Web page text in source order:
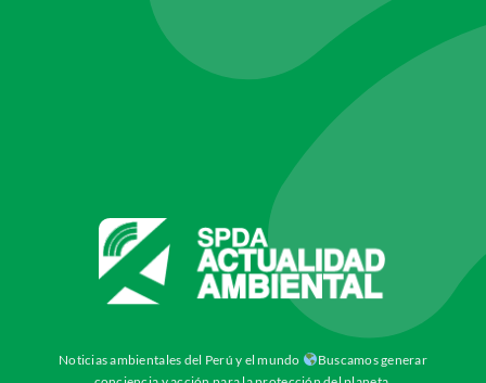
Noticias ambientales del Perú y el mundo
Buscamos generar